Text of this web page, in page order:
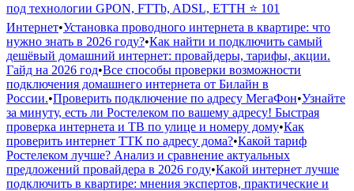
под технологии GPON, FTTb, ADSL, ETTH ⭐ 101
Интернет•Установка проводного интернета в квартире: что
нужно знать в 2026 году?•Как найти и подключить самый
дешёвый домашний интернет: провайдеры, тарифы, акции.
Гайд на 2026 год•Все способы проверки возможности
подключения домашнего интернета от Билайн в
России.•Проверить подключение по адресу МегаФон•Узнайте
за минуту, есть ли Ростелеком по вашему адресу! Быстрая
проверка интернета и ТВ по улице и номеру дому•Как
проверить интернет ТТК по адресу дома?•Какой тариф
Ростелеком лучше? Анализ и сравнение актуальных
предложений провайдера в 2026 году•Какой интернет лучше
подключить в квартире: мнения экспертов, практические и